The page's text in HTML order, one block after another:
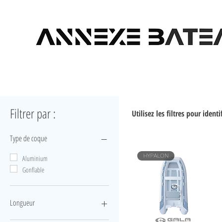
Filtrer par :
Type de coque
Aluminium
Gonflable
Longueur
HYPALON
Utilisez les filtres pour